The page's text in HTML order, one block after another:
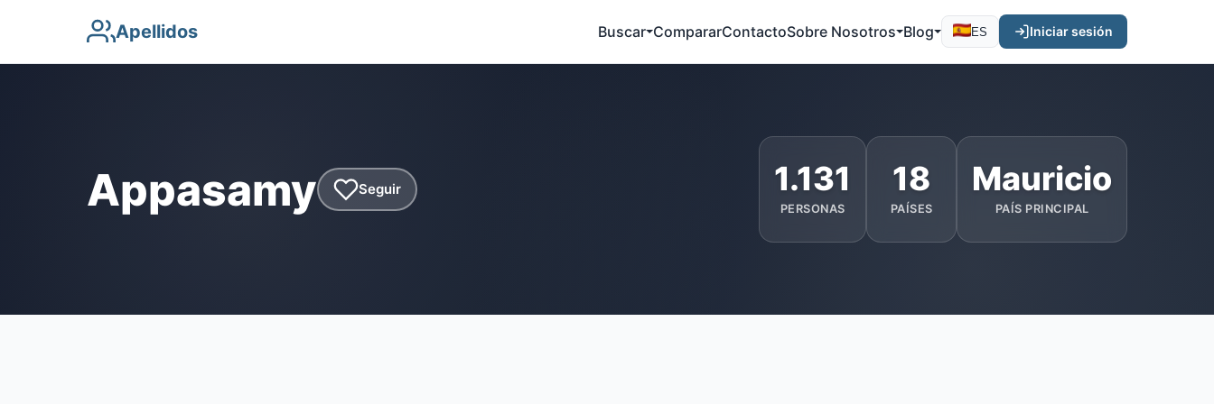
Apellidos Buscar CompararContactoSobre Nosotros Blog ES Iniciar sesión
Appasamy Seguir 1.131
PERSONAS
18
PAÍSES
Mauricio
PAÍS PRINCIPAL